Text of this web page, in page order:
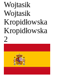
Wojtasik
Wojtasik
Kropidłowska
Kropidłowska
2